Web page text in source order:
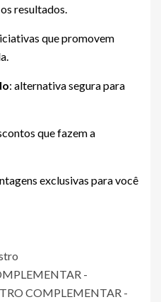
resultados.
que promovem
: alternativa segura para
que fazem a
exclusivas para você
-
COMPLEMENTAR -